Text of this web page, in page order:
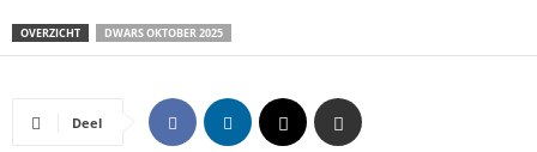
OVERZICHT DWARS OKTOBER 2025
Deel